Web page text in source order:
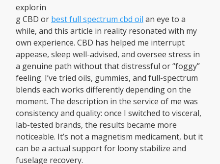
explorin
g CBD or best full spectrum cbd oil an eye to a
while, and this article in reality resonated with my
own experience. CBD has helped me interrupt
appease, sleep well-advised, and oversee stress in
a genuine path without that distressful or “foggy”
feeling. I’ve tried oils, gummies, and full-spectrum
blends each works differently depending on the
moment. The description in the service of me was
consistency and quality: once I switched to visceral,
lab-tested brands, the results became more
noticeable. It’s not a magnetism medicament, but it
can be a actual support for loony stabilize and
fuselage recovery.